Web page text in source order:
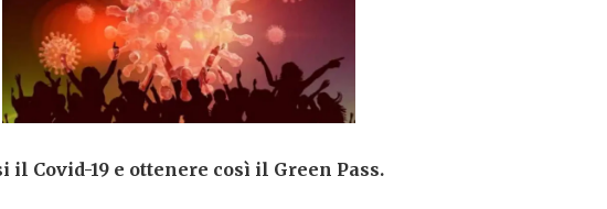
Covid-19 e ottenere così il Green Pass.